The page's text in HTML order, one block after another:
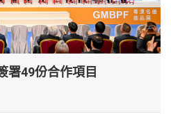
署49份合作項目